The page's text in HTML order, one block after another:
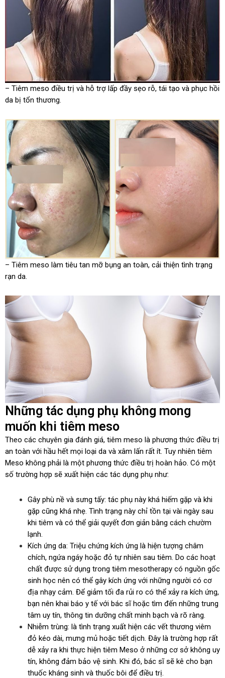
– Tiêm meso điều trị và hỗ trợ lấp đầy sẹo rỗ, tái tạo và phục hồi
da bị tổn thương.
– Tiêm meso làm tiêu tan mỡ bụng an toàn, cải thiện tình trạng
rạn da.
Những tác dụng phụ không mong
muốn khi tiêm meso
Theo các chuyên gia đánh giá, tiêm meso là phương thức điều trị
an toàn với hầu hết mọi loại da và xâm lấn rất ít. Tuy nhiên tiêm
Meso không phải là một phương thức điều trị hoàn hảo. Có một
số trường hợp sẽ xuất hiện các tác dụng phụ như:
Gây phù nề và sưng tấy: tác phụ này khá hiếm gặp và khi
gặp cũng khá nhẹ. Tình trạng này chỉ tồn tại vài ngày sau
khi tiêm và có thể giải quyết đơn giản bằng cách chườm
lạnh.
Kích ứng da: Triệu chứng kích ứng là hiện tượng châm
chích, ngứa ngáy hoặc đỏ tự nhiên sau tiêm. Do các hoạt
chất được sử dụng trong tiêm mesotherapy có nguồn gốc
sinh học nên có thể gây kích ứng với những người có cơ
địa nhạy cảm. Để giảm tối đa rủi ro có thể xảy ra kích ứng,
bạn nên khai báo y tế với bác sĩ hoặc tìm đến những trung
tâm uy tín, thông tin dưỡng chất minh bạch và rõ ràng.
Nhiễm trùng: là tình trạng xuất hiện các vết thương viêm
đỏ kéo dài, mưng mủ hoặc tiết dịch. Đây là trường hợp rất
dễ xảy ra khi thực hiện tiêm Meso ở những cơ sở không uy
tín, không đảm bảo vệ sinh. Khi đó, bác sĩ sẽ kê cho bạn
thuốc kháng sinh và thuốc bôi để điều trị.